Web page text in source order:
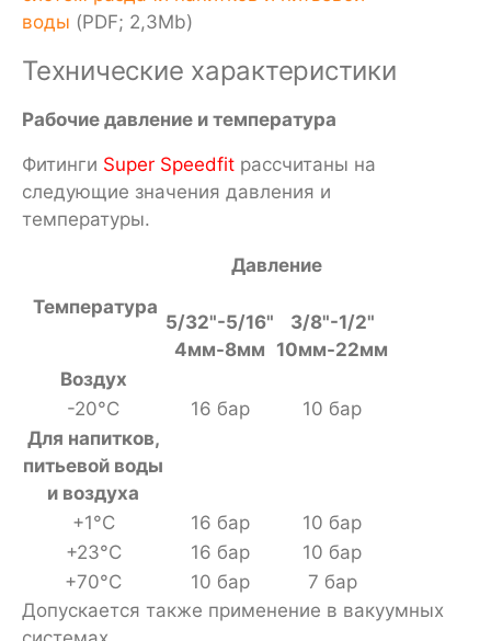
воды (PDF; 2,3Mb)
Технические характеристики
Рабочие давление и температура
Фитинги Super Speedfit рассчитаны на
следующие значения давления и
температуры.
Температура
Давление
5/32"-5/16"
4мм-8мм
3/8"-1/2"
10мм-22мм
Воздух
-20°С
16 бар
10 бар
Для напитков,
питьевой воды
и воздуха
+1°С
16 бар
10 бар
+23°С
16 бар
10 бар
+70°С
10 бар
7 бар
Допускается также применение в вакуумных